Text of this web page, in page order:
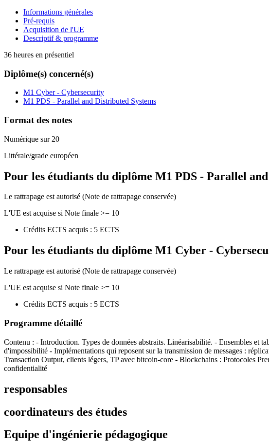
Informations générales
Pré-requis
Acquisition de l'UE
Descriptif & programme
36 heures en présentiel
Diplôme(s) concerné(s)
M1 Cyber - Cybersecurity
M1 PDS - Parallel and Distributed Systems
Format des notes
Numérique sur 20
Littérale/grade européen
Pour les étudiants du diplôme M1 PDS - Parallel
Le rattrapage est autorisé (Note de rattrapage conservée)
L'UE est acquise si Note finale >= 10
Crédits ECTS acquis : 5 ECTS
Pour les étudiants du diplôme M1 Cyber -
Le rattrapage est autorisé (Note de rattrapage conservée)
L'UE est acquise si Note finale >= 10
Crédits ECTS acquis : 5 ECTS
Programme détaillé
Contenu : - Introduction. Types de données abstraits. Linéarisabilité. - Ensembles et
d'impossibilité - Implémentations qui reposent sur la transmission de messages :
Transaction Output, clients légers, TP avec bitcoin-core - Blockchains : Protocoles
confidentialité
responsables
coordinateurs des études
Equipe d'ingénierie pédagogique